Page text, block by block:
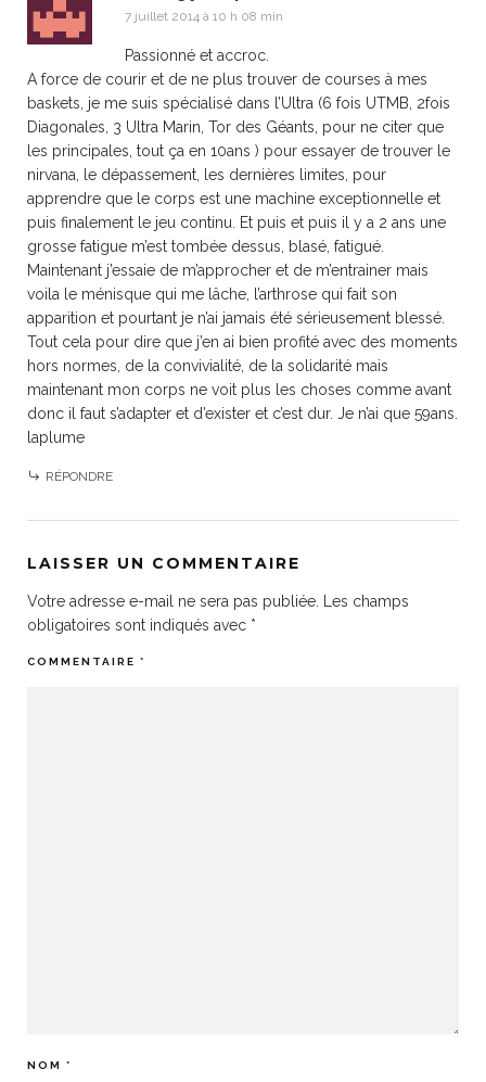
7 juillet 2014 à 10 h 08 min
Passionné et accroc.
A force de courir et de ne plus trouver de courses à mes
baskets, je me suis spécialisé dans l’Ultra (6 fois UTMB, 2fois
Diagonales, 3 Ultra Marin, Tor des Géants, pour ne citer que
les principales, tout ça en 10ans ) pour essayer de trouver le
nirvana, le dépassement, les dernières limites, pour
apprendre que le corps est une machine exceptionnelle et
puis finalement le jeu continu. Et puis et puis il y a 2 ans une
grosse fatigue m’est tombée dessus, blasé, fatigué.
Maintenant j’essaie de m’approcher et de m’entrainer mais
voila le ménisque qui me lâche, l’arthrose qui fait son
apparition et pourtant je n’ai jamais été sérieusement blessé.
Tout cela pour dire que j’en ai bien profité avec des moments
hors normes, de la convivialité, de la solidarité mais
maintenant mon corps ne voit plus les choses comme avant
donc il faut s’adapter et d’exister et c’est dur. Je n’ai que 59ans.
laplume
RÉPONDRE
LAISSER UN COMMENTAIRE
Votre adresse e-mail ne sera pas publiée.
Les champs
obligatoires sont indiqués avec *
COMMENTAIRE *
NOM *